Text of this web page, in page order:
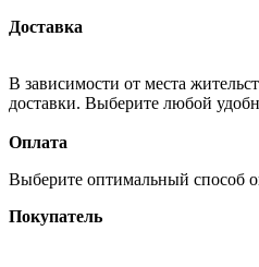
Доставка
В зависимости от места
доставки. Выберите любой
Оплата
Выберите оптимальный способ
Покупатель